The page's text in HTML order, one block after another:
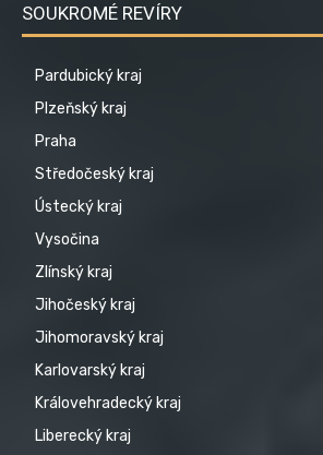
SOUKROMÉ REVÍRY
Pardubický kraj
Plzeňský kraj
Praha
Středočeský kraj
Ústecký kraj
Vysočina
Zlínský kraj
Jihočeský kraj
Jihomoravský kraj
Karlovarský kraj
Královehradecký kraj
Liberecký kraj